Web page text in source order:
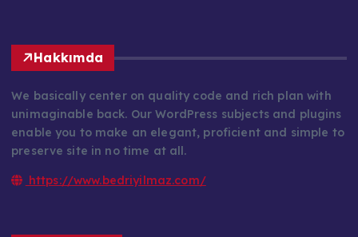
Hakkımda
We basically center on quality code and rich plan with
unimaginable back. Our WordPress subjects and plugins
enable you to make an elegant, proficient and simple to
preserve site in no time at all.
https://www.bedriyilmaz.com/